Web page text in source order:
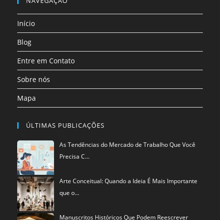
aba
aba
nova
aba
Início
Blog
Entre em Contato
Sobre nós
Mapa
ÚLTIMAS PUBLICAÇÕES
As Tendências do Mercado de Trabalho Que Você
Precisa C…
Arte Conceitual: Quando a Ideia É Mais Importante
que o…
Manuscritos Históricos Que Podem Reescrever